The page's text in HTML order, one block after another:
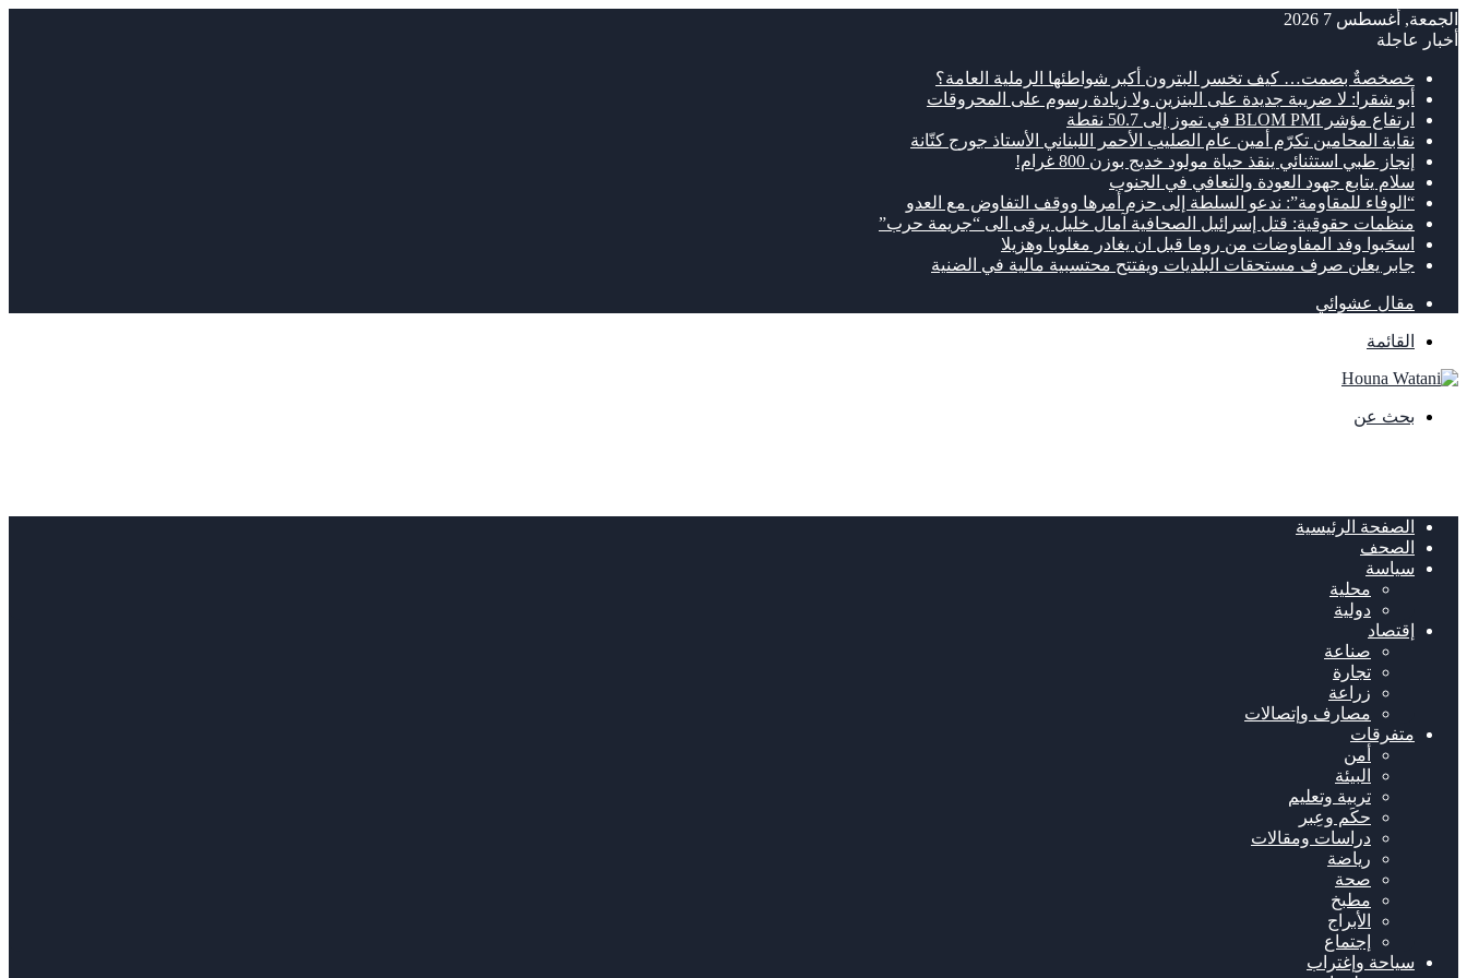
الجمعة, أغسطس 7 2026
أخبار عاجلة
خصخصةٌ بصمت… كيف تخسر البترون أكبر شواطئها الرملية العامة؟
أبو شقرا: لا ضريبة جديدة على البنزين ولا زيادة رسوم على المحروقات
ارتفاع مؤشر BLOM PMI في تموز إلى 50.7 نقطة
نقابة المحامين تكرّم أمين عام الصليب الأحمر اللبناني الأستاذ جورج كتّانة
إنجاز طبي استثنائي ينقذ حياة مولود خديج بوزن 800 غرام!
سلام يتابع جهود العودة والتعافي في الجنوب
“الوفاء للمقاومة”: ندعو السلطة إلى حزم أمرها ووقف التفاوض مع العدو
منظمات حقوقية: قتل إسرائيل الصحافية آمال خليل يرقى الى “جريمة حرب”
اسحَبوا وفد المفاوضات من روما قبل ان يغادر مغلوبا وهزيلا
جابر يعلن صرف مستحقات البلديات ويفتتح محتسبية مالية في الضنية
مقال عشوائي
القائمة
بحث عن
الصفحة الرئيسية
الصحف
سياسة
محلية
دولية
إقتصاد
صناعة
تجارة
زراعة
مصارف وإتصالات
متفرقات
أمن
البيئة
تربية وتعليم
حكَم وعِبر
دراسات ومقالات
رياضة
صحة
مطبخ
الأبراج
إجتماع
سياحة وإغتراب